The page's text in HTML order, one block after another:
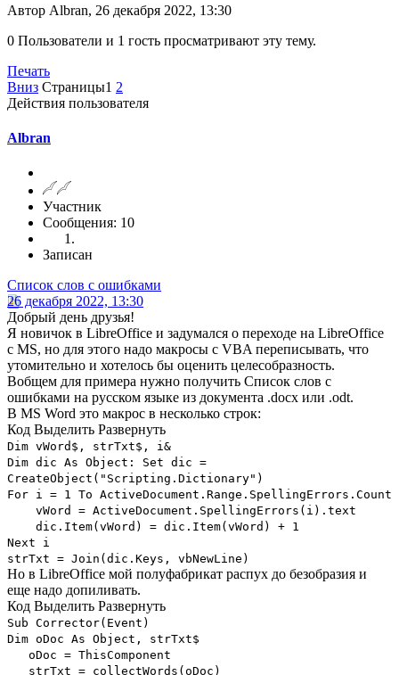
Автор Albran, 26 декабря 2022, 13:30
0 Пользователи и 1 гость просматривают эту тему.
Печать
Вниз Страницы1 2
Действия пользователя
Albran
Участник
Сообщения: 10
Записан
Список слов с ошибками
26 декабря 2022, 13:30
Добрый день друзья!
Я новичок в LibreOffice и задумался о переходе на LibreOffice
с MS, но для этого надо макросы с VBA переписывать, что
утомительно и хотелось бы оценить целесобразность.
Вобщем для примера нужно получить Список слов с
ошибками на русском языке из документа .docx или .odt.
В MS Word это макрос в несколько строк:
Код Выделить Развернуть
Dim vWord$, strTxt$, i&
Dim dic As Object: Set dic =
CreateObject("Scripting.Dictionary")
For i = 1 To ActiveDocument.Range.SpellingErrors.Count
vWord = ActiveDocument.SpellingErrors(i).text
dic.Item(vWord) = dic.Item(vWord) + 1
Next i
strTxt = Join(dic.Keys, vbNewLine)
Но в LibreOffice мой полуфабрикат распух до безобразия и
еще надо допиливать.
Код Выделить Развернуть
Sub Corrector(Event)
Dim oDoc As Object, strTxt$
oDoc = ThisComponent
strTxt = collectWords(oDoc)